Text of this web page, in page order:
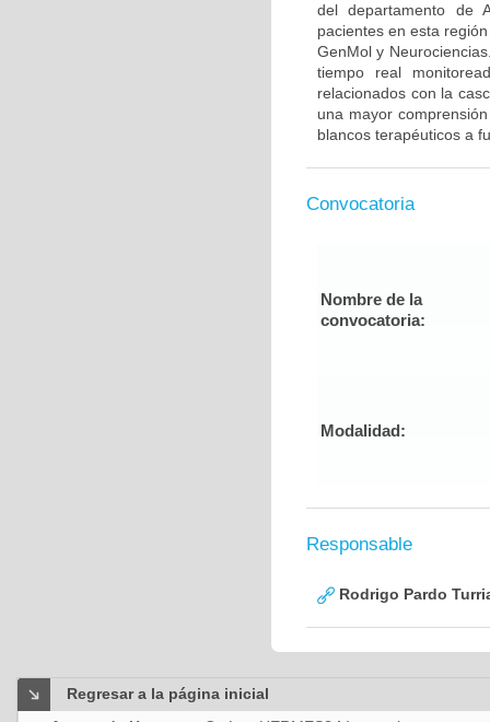
del departamento de
pacientes en esta
GenMol y
tiempo real
relacionados con la
una mayor
blancos terapéuticos a
Convocatoria
Nombre de la
convocatoria:
Modalidad:
Responsable
Rodrigo Pardo
Regresar a la página inicial